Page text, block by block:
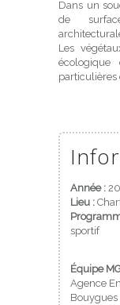
Dans un
de
Les
particulières
Année :
Lieu :
sportif
Équipe
Agence